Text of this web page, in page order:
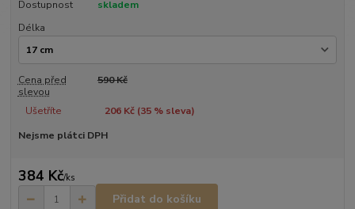
Dostupnost
skladem
Délka
Cena před
slevou
590 Kč
Ušetříte 206 Kč (35% sleva)
Nejsme plátci DPH
384 Kč/ks
Přidat do košíku